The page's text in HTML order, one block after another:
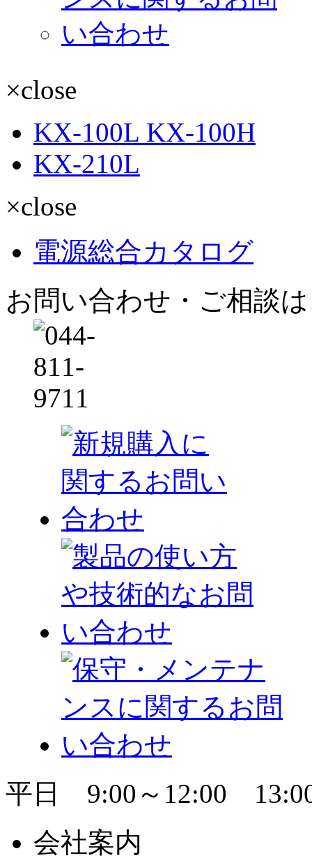
×close
KX-100L KX-100H
KX-210L
×close
電源総合カタログ
お問い合わせ・ご相談
平日 9:00～12:00
会社案内